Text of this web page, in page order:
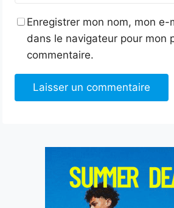
Enregistrer mon nom, mon e-
dans le navigateur pour mon
commentaire.